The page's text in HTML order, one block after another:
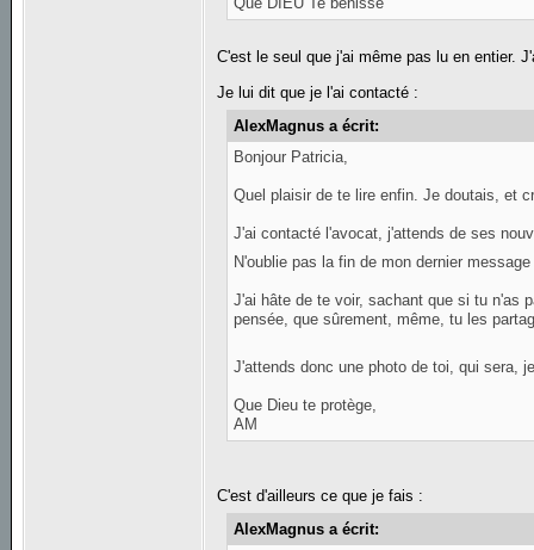
C'est le seul que j'ai même pas lu en entier.
Je lui dit que je l'ai contacté :
AlexMagnus a écrit:
Bonjour Patricia,
Quel plaisir de te lire enfin. Je doutais, et
J'ai contacté l'avocat, j'attends de ses
N'oublie pas la fin de mon dernier
J'ai hâte de te voir, sachant que si tu n'as
pensée, que sûrement, même, tu les
J'attends donc une photo de toi, qui sera,
Que Dieu te protège,
AM
C'est d'ailleurs ce que je fais :
AlexMagnus a écrit: